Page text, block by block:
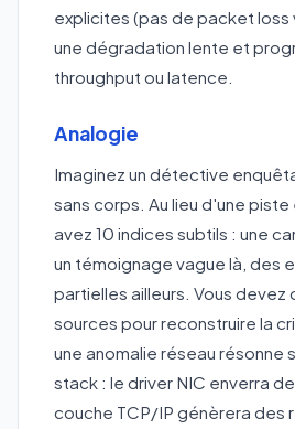
explicites (pas de packet loss
une dégradation lente et
throughput ou latence.
Analogie
Imaginez un détective
sans corps. Au lieu d'une
avez 10 indices subtils : une
un témoignage vague là, des
partielles ailleurs. Vous devez
sources pour reconstruire la
une anomalie réseau résonne
stack : le driver NIC enverra
couche TCP/IP génèrera des